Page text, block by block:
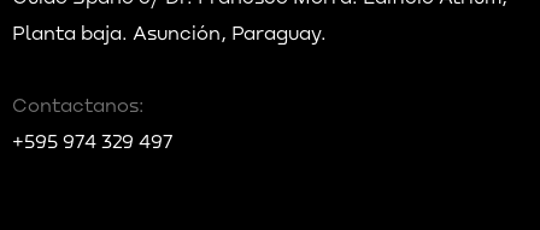
Planta baja. Asunción, Paraguay.
Contactanos:
+595 974 329 497